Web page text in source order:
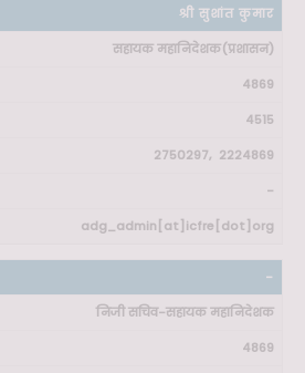
श्री सुशांत कुमार
सहायक महानिदेशक(प्रशासन)
4869
4515
2750297, 2224869
-
adg_admin[at]icfre[dot]org
-
निजी सचिव-सहायक महानिदेशक
4869